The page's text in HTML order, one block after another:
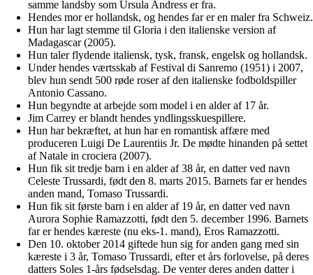
samme landsby som Ursula Andress er fra.
Hendes mor er hollandsk, og hendes far er en maler fra Schweiz.
Hun har lagt stemme til Gloria i den italienske version af
Madagascar (2005).
Hun taler flydende italiensk, tysk, fransk, engelsk og hollandsk.
Under hendes værtsskab af Festival di Sanremo (1951) i 2007,
blev hun sendt 500 røde roser af den italienske fodboldspiller
Antonio Cassano.
Hun begyndte at arbejde som model i en alder af 17 år.
Jim Carrey er blandt hendes yndlingsskuespillere.
Hun har bekræftet, at hun har en romantisk affære med
produceren Luigi De Laurentiis Jr. De mødte hinanden på settet
af Natale in crociera (2007).
Hun fik sit tredje barn i en alder af 38 år, en datter ved navn
Celeste Trussardi, født den 8. marts 2015. Barnets far er hendes
anden mand, Tomaso Trussardi.
Hun fik sit første barn i en alder af 19 år, en datter ved navn
Aurora Sophie Ramazzotti, født den 5. december 1996. Barnets
far er hendes kæreste (nu eks-1. mand), Eros Ramazzotti.
Den 10. oktober 2014 giftede hun sig for anden gang med sin
kæreste i 3 år, Tomaso Trussardi, efter et års forlovelse, på deres
datters Soles 1-års fødselsdag. De venter deres anden datter i